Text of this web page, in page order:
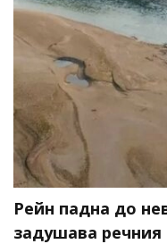
Рейн падна до
задушава речния